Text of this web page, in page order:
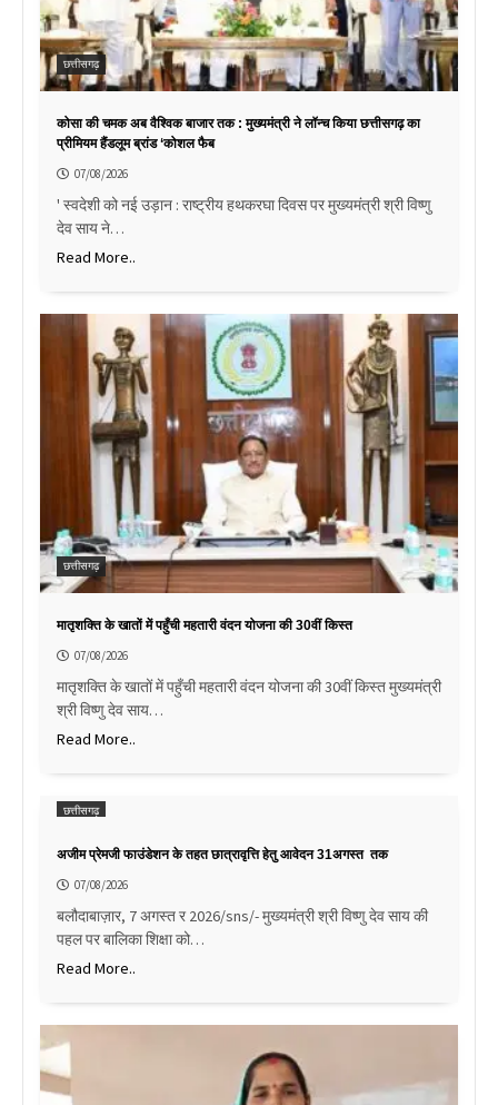
छत्तीसगढ़
कोसा की चमक अब वैश्विक बाजार तक : मुख्यमंत्री ने लॉन्च किया छत्तीसगढ़ का
प्रीमियम हैंडलूम ब्रांड ‘कोशल फैब
07/08/2026
' स्वदेशी को नई उड़ान : राष्ट्रीय हथकरघा दिवस पर मुख्यमंत्री श्री विष्णु
देव साय ने…
Read More..
छत्तीसगढ़
मातृशक्ति के खातों में पहुँची महतारी वंदन योजना की 30वीं किस्त
07/08/2026
मातृशक्ति के खातों में पहुँची महतारी वंदन योजना की 30वीं किस्त मुख्यमंत्री
श्री विष्णु देव साय…
Read More..
छत्तीसगढ़
अजीम प्रेमजी फाउंडेशन के तहत छात्रावृत्ति हेतु आवेदन 31अगस्त तक
07/08/2026
बलौदाबाज़ार, 7 अगस्त र 2026/sns/- मुख्यमंत्री श्री विष्णु देव साय की
पहल पर बालिका शिक्षा को…
Read More..